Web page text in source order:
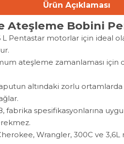
Ürün Açıklaması
Ateşleme Bobini
L Pentastar motorlar için ideal
ateşleme zamanlaması için
altındaki zorlu
fabrika spesifikasyonlarına
Wrangler, 300C ve